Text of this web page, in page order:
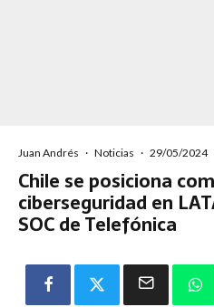
Juan Andrés · Noticias · 29/05/2024
Chile se posiciona
ciberseguridad en
SOC de Telefónica